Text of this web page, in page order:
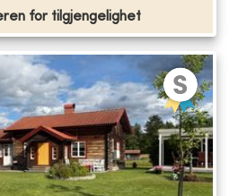
for tilgjengelighet